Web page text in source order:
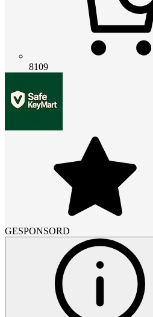
8109
GESPONSORD